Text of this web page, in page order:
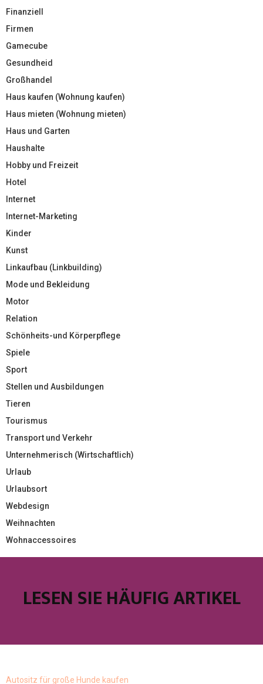
Finanziell
Firmen
Gamecube
Gesundheid
Großhandel
Haus kaufen (Wohnung kaufen)
Haus mieten (Wohnung mieten)
Haus und Garten
Haushalte
Hobby und Freizeit
Hotel
Internet
Internet-Marketing
Kinder
Kunst
Linkaufbau (Linkbuilding)
Mode und Bekleidung
Motor
Relation
Schönheits-und Körperpflege
Spiele
Sport
Stellen und Ausbildungen
Tieren
Tourismus
Transport und Verkehr
Unternehmerisch (Wirtschaftlich)
Urlaub
Urlaubsort
Webdesign
Weihnachten
Wohnaccessoires
LESEN SIE HÄUFIG ARTIKEL
Autositz für große Hunde kaufen